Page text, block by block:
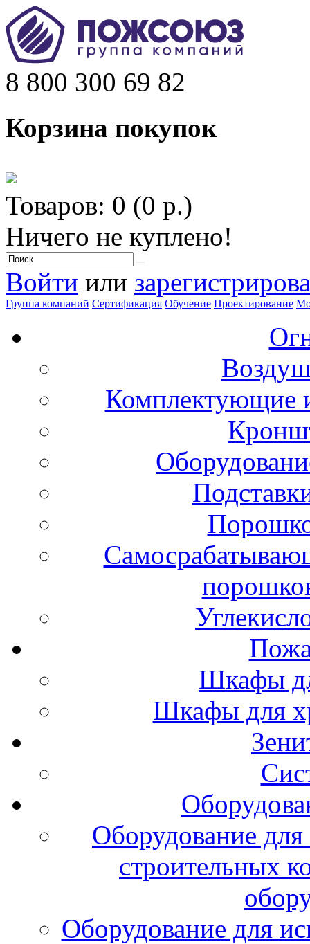
8 800 300 69 82
Корзина покупок
Товаров: 0 (0 р.)
Ничего не куплено!
Войти или
Группа компаний Сертификация Обучение Проектирование
Комплектующие
Шкафы
Шкафы для
Оборудование
строительных
Оборудование для